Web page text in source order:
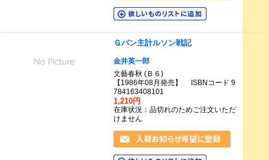
Ｇパン主計ルソン戦記
金井英一郎
文藝春秋 (Ｂ６)
【1986年08月発売】 ISBNコード 9
784163408101
1,210円
在庫状況：品切れのためご注文いただ
けません